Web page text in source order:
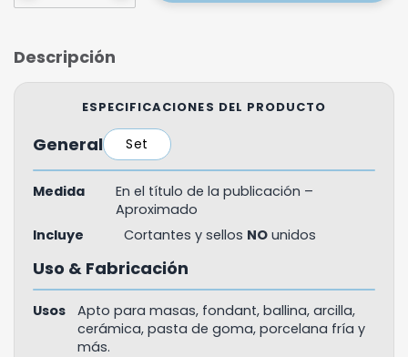
Descripción
ESPECIFICACIONES DEL PRODUCTO
General Set
Medida
En el título de la publicación –
Aproximado
Incluye
Cortantes y sellos NO unidos
Uso & Fabricación
Usos
Apto para masas, fondant, ballina, arcilla,
cerámica, pasta de goma, porcelana fría y
más.